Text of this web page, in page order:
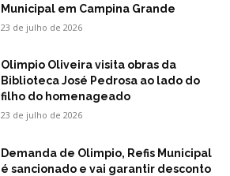
Municipal em Campina Grande
23 de julho de 2026
Olimpio Oliveira visita obras da
Biblioteca José Pedrosa ao lado do
filho do homenageado
23 de julho de 2026
Demanda de Olimpio, Refis Municipal
é sancionado e vai garantir desconto